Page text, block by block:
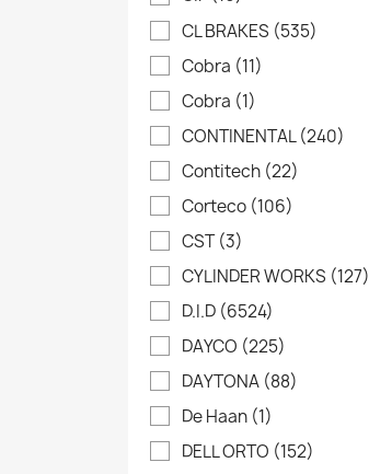
CL BRAKES (535)
Cobra (11)
Cobra (1)
CONTINENTAL(240)
Contitech (22)
Corteco (106)
CST(3)
CYLINDER WORKS (127)
D.I.D (6524)
DAYCO (225)
DAYTONA (88)
De Haan (1)
DELL ORTO (152)